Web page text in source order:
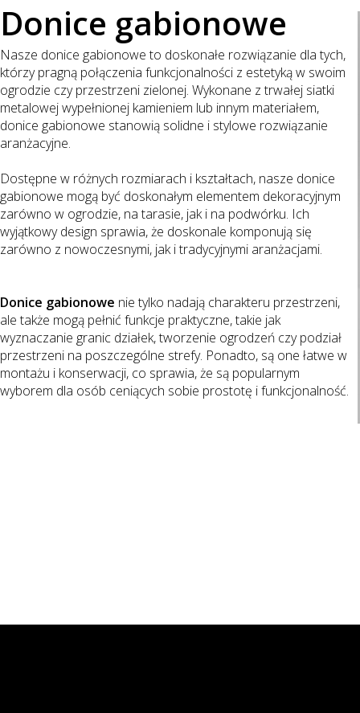
Donice gabionowe
Nasze donice gabionowe to doskonałe rozwiązanie dla tych,
którzy pragną połączenia funkcjonalności z estetyką w swoim
ogrodzie czy przestrzeni zielonej. Wykonane z trwałej siatki
metalowej wypełnionej kamieniem lub innym materiałem,
donice gabionowe stanowią solidne i stylowe rozwiązanie
aranżacyjne.
Dostępne w różnych rozmiarach i kształtach, nasze donice
gabionowe mogą być doskonałym elementem dekoracyjnym
zarówno w ogrodzie, na tarasie, jak i na podwórku. Ich
wyjątkowy design sprawia, że doskonale komponują się
zarówno z nowoczesnymi, jak i tradycyjnymi aranżacjami.
Donice gabionowe nie tylko nadają charakteru przestrzeni,
ale także mogą pełnić funkcje praktyczne, takie jak
wyznaczanie granic działek, tworzenie ogrodzeń czy podział
przestrzeni na poszczególne strefy. Ponadto, są one łatwe w
montażu i konserwacji, co sprawia, że są popularnym
wyborem dla osób ceniących sobie prostotę i funkcjonalność.